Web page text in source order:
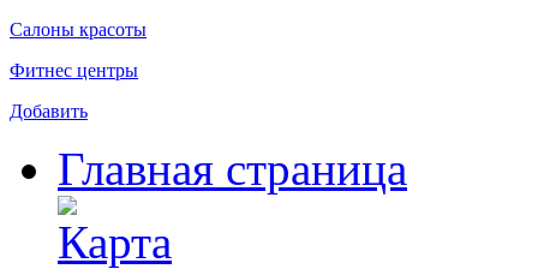
Салоны красоты
Фитнес центры
Добавить
Главная страница